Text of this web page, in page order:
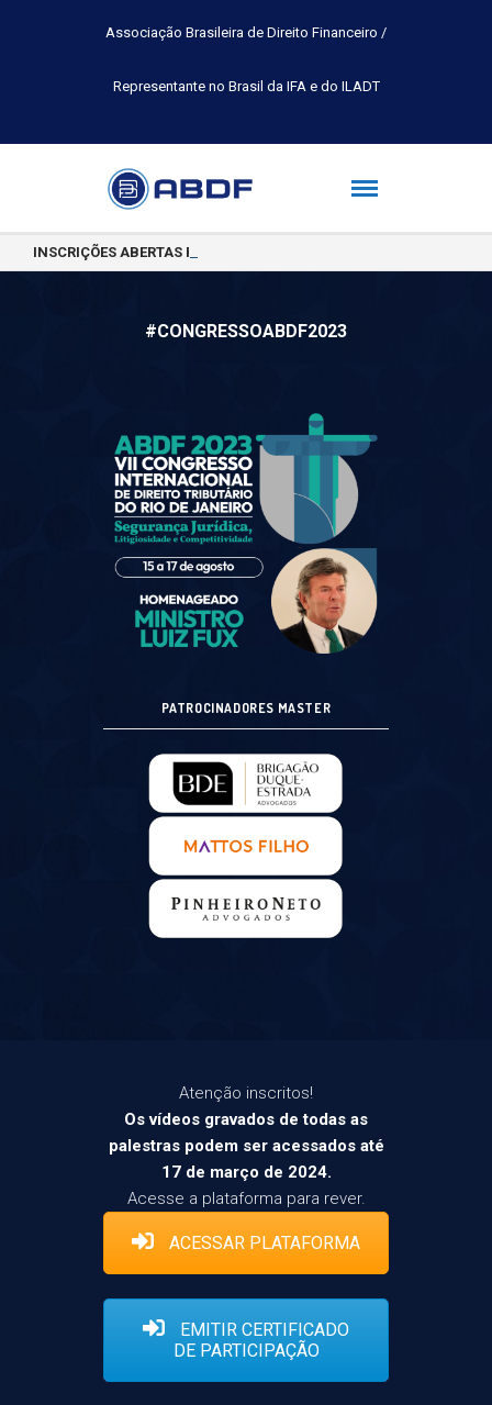
Associação Brasileira de Direito Financeiro /
Representante no Brasil da IFA e do ILADT
INSCRIÇÕES ABERTAS PARA A TURMA 2026.2 DA PÓS-
#CONGRESSOABDF2023
PATROCINADORES MASTER
Atenção inscritos!
Os vídeos gravados de todas as
palestras podem ser acessados até
17 de março de 2024.
Acesse a plataforma para rever.
ACESSAR PLATAFORMA
EMITIR CERTIFICADO
DE PARTICIPAÇÃO